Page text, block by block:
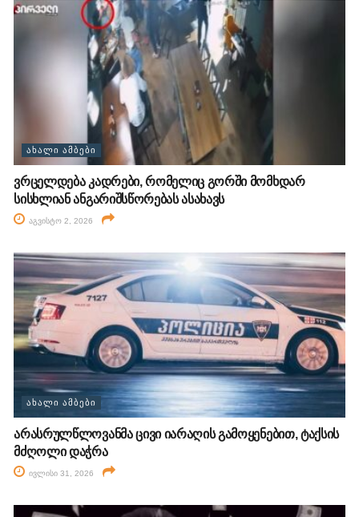
ᲐᲮᲐᲚᲘ ᲐᲛᲑᲔᲑᲘ
ვრცელდება კადრები, რომელიც გორში მომხდარ
სისხლიან ანგარიშსწორებას ასახავს
აგვისტო 2, 2026
ᲐᲮᲐᲚᲘ ᲐᲛᲑᲔᲑᲘ
არასრულწლოვანმა ცივი იარაღის გამოყენებით, ტაქსის
მძღოლი დაჭრა
ივლისი 31, 2026